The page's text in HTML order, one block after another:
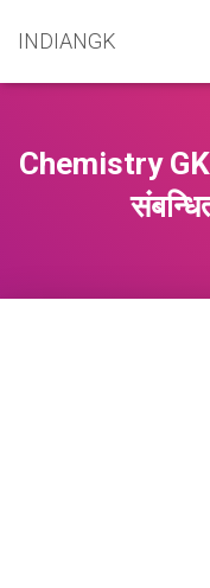
INDIANGK
Chemistry GK